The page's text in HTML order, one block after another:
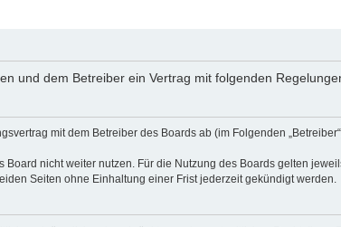
und dem Betreiber ein Vertrag mit folgenden
mit dem Betreiber des Boards ab (im Folgenden
nicht weiter nutzen. Für die Nutzung des Boards gelten
Seiten ohne Einhaltung einer Frist jederzeit gekündigt werden.